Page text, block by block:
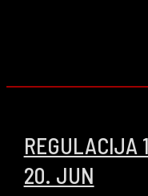
REGULACIJA
20. JUN